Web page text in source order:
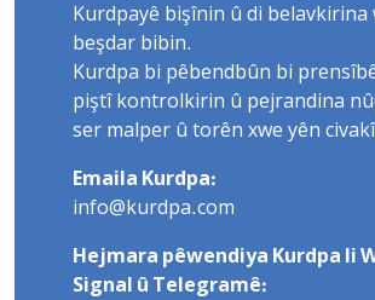
Kurdpayê bişînin û di belavkirina
beşdar bibin.
Kurdpa bi pêbendbûn bi
piştî kontrolkirin û pejrandina
ser malper û torên xwe yên
Emaila Kurdpa:
info@kurdpa.com
Hejmara pêwendiya Kurdpa li
Signal û Telegramê: